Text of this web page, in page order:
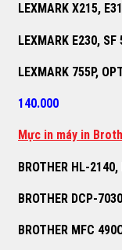
LEXMARK X215,
LEXMARK E230, SF
LEXMARK 755P,
140.000
Mực in máy in
BROTHER HL-
BROTHER DCP-
BROTHER MFC